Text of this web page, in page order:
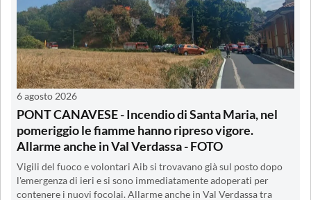
6 agosto 2026
PONT CANAVESE - Incendio di Santa Maria, nel
pomeriggio le fiamme hanno ripreso vigore.
Allarme anche in Val Verdassa - FOTO
Vigili del fuoco e volontari Aib si trovavano già sul posto dopo
l'emergenza di ieri e si sono immediatamente adoperati per
contenere i nuovi focolai. Allarme anche in Val Verdassa tra